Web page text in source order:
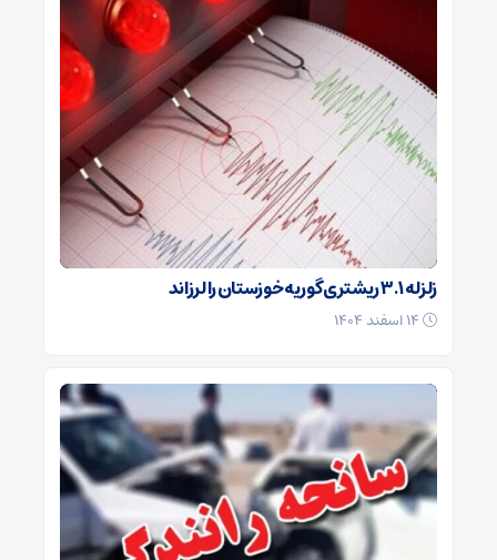
زلزله ۳.۱ ریشتری گوریه خوزستان را لرزاند